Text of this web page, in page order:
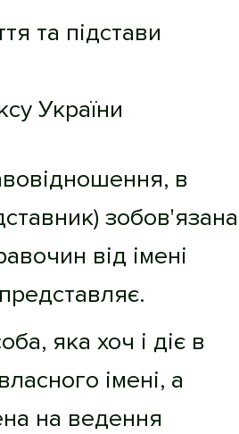
та підстави
України
в
зобов'язана
від імені
яка хоч і діє в
імені, а
на ведення